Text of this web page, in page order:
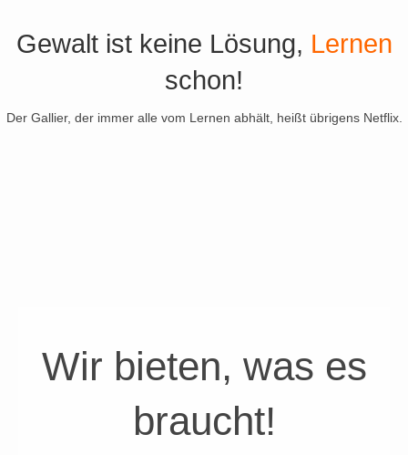
Gewalt ist keine Lösung, Lernen
schon!
Der Gallier, der immer alle vom Lernen abhält, heißt übrigens Netflix.
Wir bieten, was es
braucht!